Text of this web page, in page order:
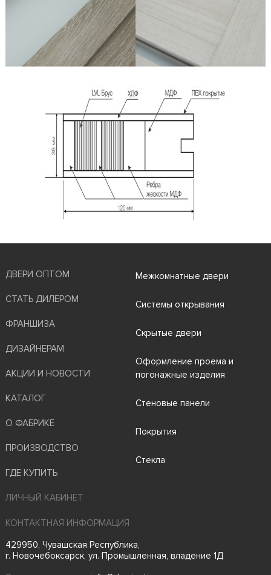
ДВЕРИ ОПТОМ
СТАТЬ ДИЛЕРОМ
ФРАНШИЗА
ДИЗАЙНЕРАМ
АКЦИИ И НОВОСТИ
КАТАЛОГ
О ФАБРИКЕ
ПРОИЗВОДСТВО
ГДЕ КУПИТЬ
Межкомнатные двери
Системы открывания
Скрытые двери
Оформление проема и
погонажные изделия
Стеновые панели
Покрытия
Стекла
ЛИЧНЫЙ КАБИНЕТ
КОНТАКТНАЯ ИНФОРМАЦИЯ
429950, Чувашская Республика,
г. Новочебоксарск, ул. Промышленная, владение 1Д